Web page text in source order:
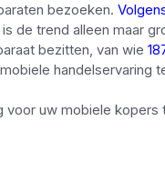
bezoeken.
de trend alleen maar
bezitten, van wie
handelservaring
voor uw mobiele kopers